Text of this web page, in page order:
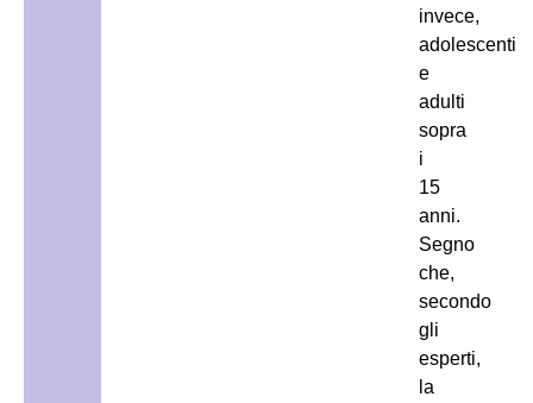
invece,
adolescenti
e
adulti
sopra
i
15
anni.
Segno
che,
secondo
gli
esperti,
la